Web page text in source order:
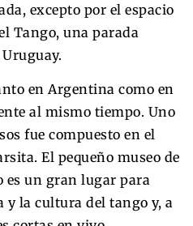
excepto por el espacio
Tango, una parada
en Argentina como en
al mismo tiempo. Uno
fue compuesto en el
El pequeño museo de
es un gran lugar para
la cultura del tango y, a